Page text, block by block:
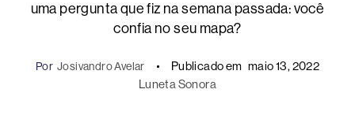
uma pergunta que fiz na semana passada: você
confia no seu mapa?
Por Josivandro Avelar Publicado em maio 13, 2022
Luneta Sonora